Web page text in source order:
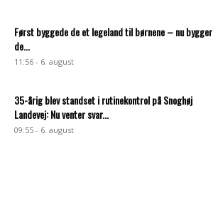
Først byggede de et legeland til børnene – nu bygger
de...
11:56 - 6. august
35-årig blev standset i rutinekontrol på Snoghøj
Landevej: Nu venter svar...
09:55 - 6. august